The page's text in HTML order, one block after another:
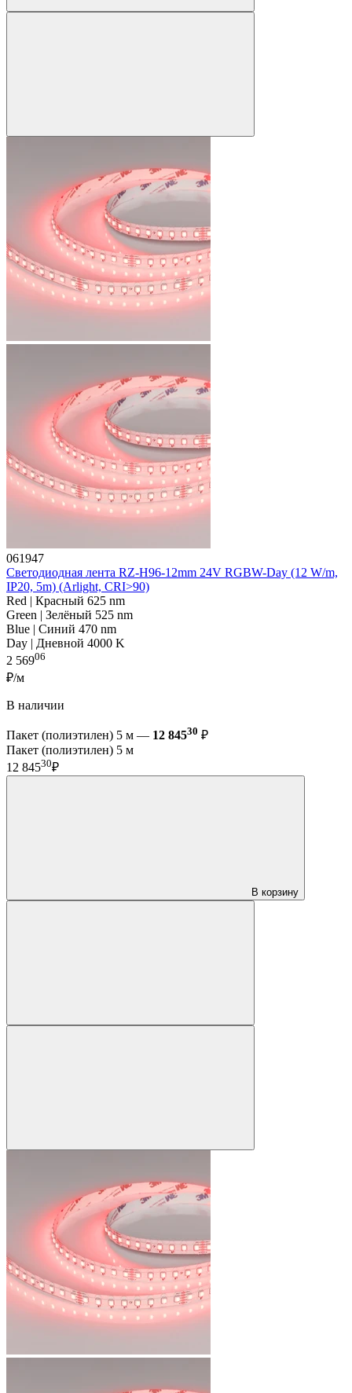
061947
Светодиодная лента RZ-H96-12mm 24V RGBW-Day (12 W/m,
IP20, 5m) (Arlight, CRI>90)
Red | Красный 625 nm
Green | Зелёный 525 nm
Blue | Синий 470 nm
Day | Дневной 4000 K
2 56906
₽/м
В наличии
Пакет (полиэтилен) 5 м — 12 84530 ₽
Пакет (полиэтилен) 5 м
12 84530₽
В корзину